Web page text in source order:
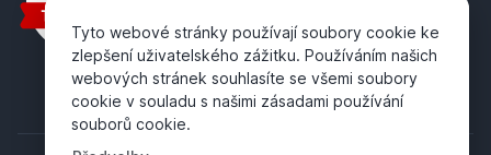
Tyto webové stránky používají soubory cookie ke
zlepšení uživatelského zážitku. Používáním našich
webových stránek souhlasíte se všemi soubory
cookie v souladu s našimi zásadami používání
souborů cookie.